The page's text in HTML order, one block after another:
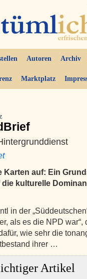
Autoren Archiv
Marktplatz
Karten auf: Ein
kulturelle
in der
als es die NPD war“,
wie sehr die
ihrer …
Artikel